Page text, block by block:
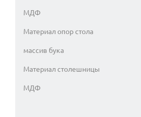
МДФ
Материал опор стола
массив бука
Материал столешницы
МДФ